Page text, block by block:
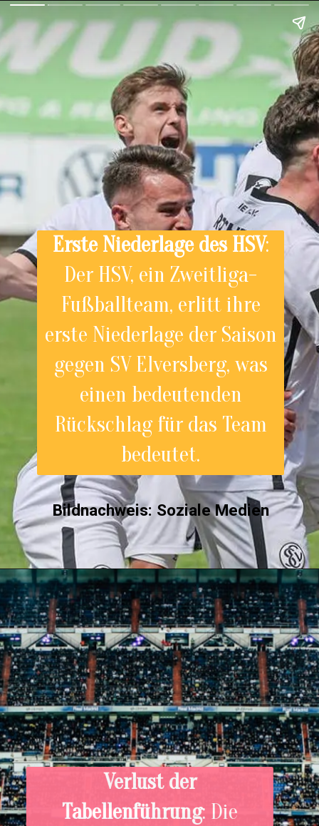
Bildnachweis: Soziale Medien
Erste Niederlage des HSV:
Der HSV, ein Zweitliga-
Fußballteam, erlitt ihre
erste Niederlage der Saison
gegen SV Elversberg, was
einen bedeutenden
Rückschlag für das Team
bedeutet.
Verlust der
Tabellenführung: Die